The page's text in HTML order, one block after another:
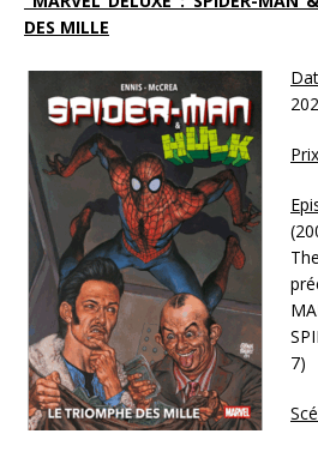
DES MILLE
7)